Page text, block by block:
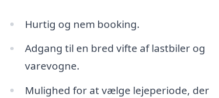
Hurtig og nem booking.
Adgang til en bred vifte af lastbiler og
varevogne.
Mulighed for at vælge lejeperiode, der